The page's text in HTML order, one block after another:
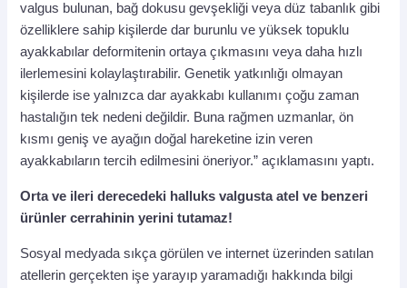
valgus bulunan, bağ dokusu gevşekliği veya düz tabanlık gibi
özelliklere sahip kişilerde dar burunlu ve yüksek topuklu
ayakkabılar deformitenin ortaya çıkmasını veya daha hızlı
ilerlemesini kolaylaştırabilir. Genetik yatkınlığı olmayan
kişilerde ise yalnızca dar ayakkabı kullanımı çoğu zaman
hastalığın tek nedeni değildir. Buna rağmen uzmanlar, ön
kısmı geniş ve ayağın doğal hareketine izin veren
ayakkabıların tercih edilmesini öneriyor.” açıklamasını yaptı.
Orta ve ileri derecedeki halluks valgusta atel ve benzeri
ürünler cerrahinin yerini tutamaz!
Sosyal medyada sıkça görülen ve internet üzerinden satılan
atellerin gerçekten işe yarayıp yaramadığı hakkında bilgi